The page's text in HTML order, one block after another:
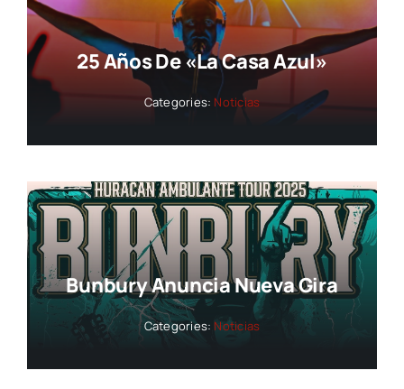
25 Años De «La Casa Azul»
Categories: Noticias
Bunbury Anuncia Nueva Gira
Categories: Noticias